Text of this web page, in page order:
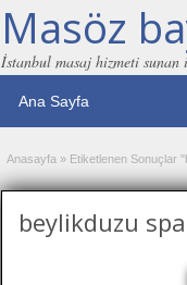
Masöz
İstanbul masaj hizmeti sunan
Ana Sayfa
Anasayfa » Etiketlenen Sonuçlar
beylikduzu spa